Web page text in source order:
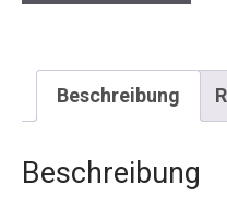
Beschreibung
Beschreibung